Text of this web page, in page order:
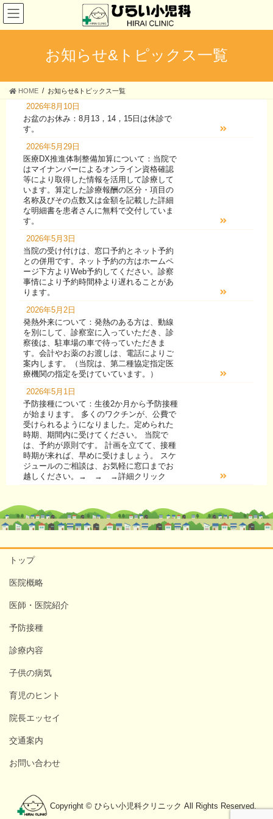
コ
ン
テ
ッ
ナ
ビ
ゲ
移
お知らせ&トピックス一覧
HOME お知らせ&トピックス一覧
2026年8月10日
お盆のお休み：8月13，14，15日は休診で
す。
2026年5月29日
医療DX推進体制整備加算について：当院で
はマイナンバーによるオンライン資格確認
等により取得した情報を活用して診療して
います。算定した診療報酬の区分・項目の
名称及びその点数又は金額を記載した詳細
な明細書を患者さんに無料で交付していま
す。
2026年5月3日
当院の受け付けは、窓口予約とネット予約
との併用です。ネット予約の方はホームペ
ージ下方よりWeb予約してください。診察
事情により予約時間枠より遅れることがあ
ります。
2026年5月2日
発熱外来について：発熱のある方は、動線
を別にして、診察室に入っていただき、診
察後は、駐車場の車で待っていただきま
す。会計やお薬のお渡しは、電話によりご
案内します。（当院は、第二種協定指定医
療機関の指定を受けていています。）
2026年5月1日
予防接種について：生後2か月から予防接種
が始まります。 多くのワクチンが、公費で
受けられるようになりました。定められた
時期、期間内に受けてください。 当院で
は、予約が原則です。 計画を立てて、接種
時期が来れば、早めに受けましょう。 スケ
ジュールのご相談は、お気軽に窓口までお
越しください。→ → →詳細クリック
トップ
医院概略
医師・医院紹介
予防接種
診療内容
子供の病気
育児のヒント
院長エッセイ
交通案内
お問い合わせ
Copyright © ひらい小児科クリニック All Rights Reserved.